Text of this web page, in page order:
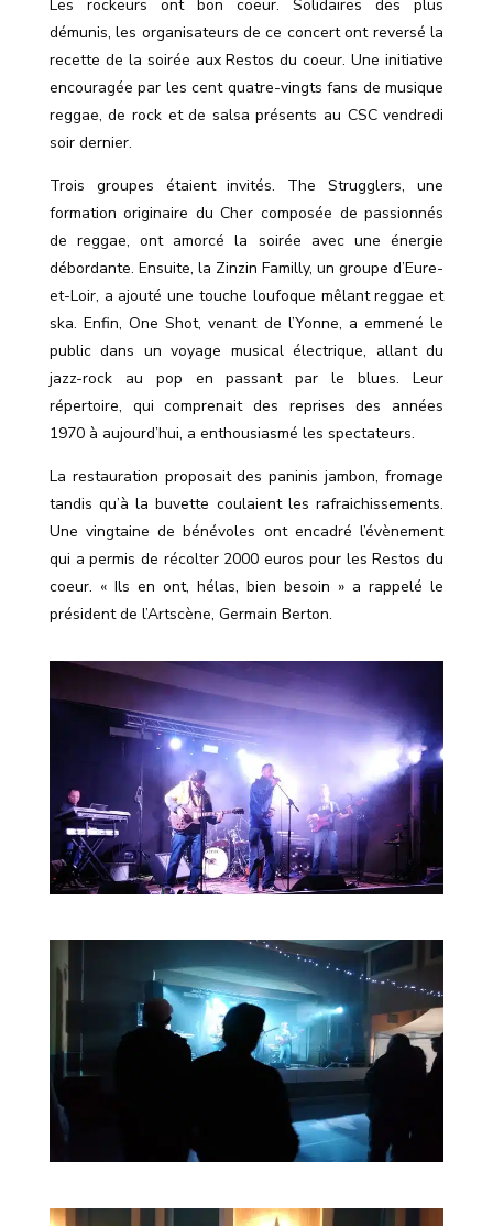
Les rockeurs ont bon coeur. Solidaires des plus
démunis, les organisateurs de ce concert ont reversé la
recette de la soirée aux Restos du coeur. Une initiative
encouragée par les cent quatre-vingts fans de musique
reggae, de rock et de salsa présents au CSC vendredi
soir dernier.
Trois groupes étaient invités. The Strugglers, une
formation originaire du Cher composée de passionnés
de reggae, ont amorcé la soirée avec une énergie
débordante. Ensuite, la Zinzin Familly, un groupe d’Eure-
et-Loir, a ajouté une touche loufoque mêlant reggae et
ska. Enfin, One Shot, venant de l’Yonne, a emmené le
public dans un voyage musical électrique, allant du
jazz-rock au pop en passant par le blues. Leur
répertoire, qui comprenait des reprises des années
1970 à aujourd’hui, a enthousiasmé les spectateurs.
La restauration proposait des paninis jambon, fromage
tandis qu’à la buvette coulaient les rafraichissements.
Une vingtaine de bénévoles ont encadré l’évènement
qui a permis de récolter 2000 euros pour les Restos du
coeur. « Ils en ont, hélas, bien besoin » a rappelé le
président de l’Artscène, Germain Berton.